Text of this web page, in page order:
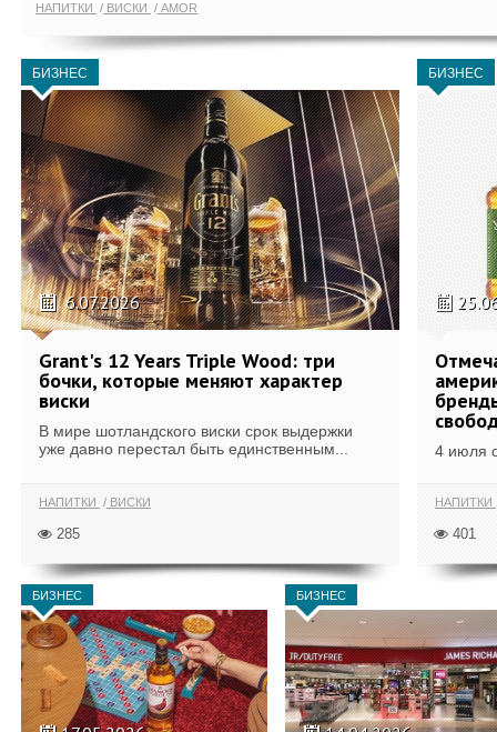
НАПИТКИ ВИСКИ AMOR
БИЗНЕС
6.07.2026
Grant's 12 Years Triple Wood: три
бочки, которые меняют характер
виски
В мире шотландского виски срок выдержки
уже давно перестал быть единственным...
НАПИТКИ ВИСКИ
285
БИЗНЕС
4 июля
НАПИТКИ
401
БИЗНЕС БИЗНЕС